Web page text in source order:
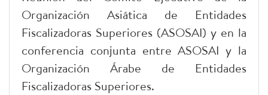
Organización Asiática de Entidades
Fiscalizadoras Superiores (ASOSAI) y en la
conferencia conjunta entre ASOSAI y la
Organización Árabe de Entidades
Fiscalizadoras Superiores.